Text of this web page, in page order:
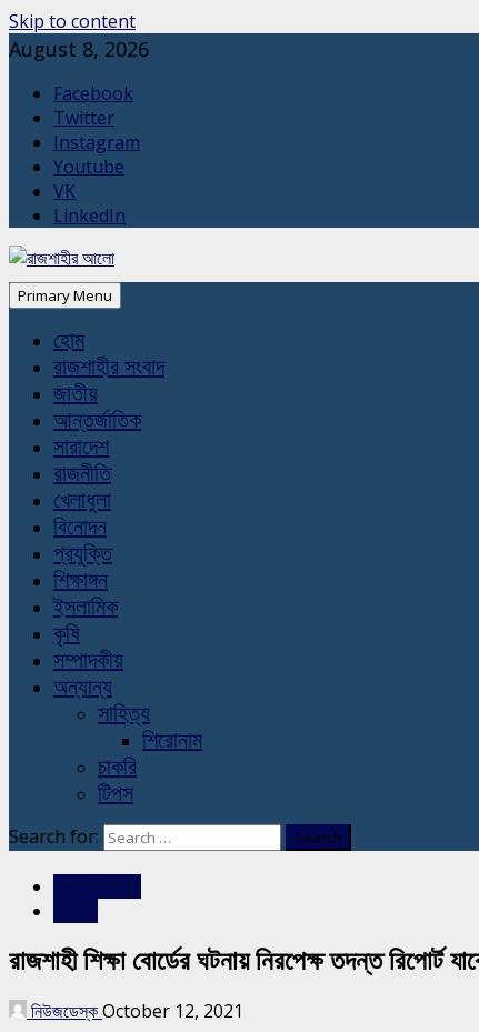
Skip to content
August 8, 2026
Facebook
Twitter
Instagram
Youtube
VK
LinkedIn
Primary Menu
হোম
রাজশাহীর সংবাদ
জাতীয়
আন্তর্জাতিক
সারাদেশ
রাজনীতি
খেলাধুলা
বিনোদন
প্রযুক্তি
শিক্ষাঙ্গন
ইসলামিক
কৃষি
সম্পাদকীয়
অন্যান্য
সাহিত্য
শিরোনাম
চাকরি
টিপস
Search for:
রাজশাহী শিক্ষা বোর্ডের ঘটনায় নিরপেক্ষ তদন্ত রিপোর্ট
নিউজডেস্কOctober 12, 2021